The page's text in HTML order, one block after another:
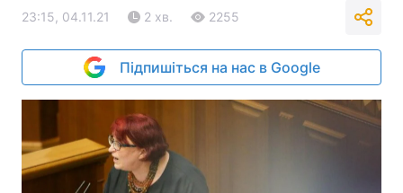
23:15, 04.11.21 2 хв. 2255
Підпишіться на нас в Google